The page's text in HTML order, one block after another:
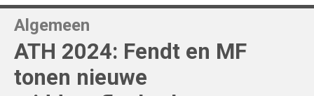
Algemeen
ATH 2024: Fendt en MF
tonen nieuwe